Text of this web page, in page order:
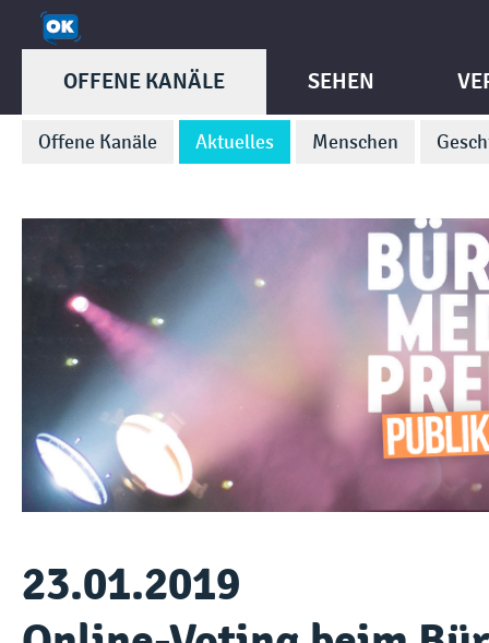
OFFENE KANÄLE
Offene Kanäle Aktuelles Menschen
SEHEN
23.01.2019